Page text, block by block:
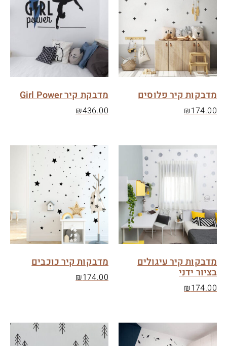
מדבקות קיר פלוסים
₪174.00
מדבקת קיר Girl Power
₪436.00
מדבקות קיר עיגולים
בציור ידני
₪174.00
מדבקות קיר כוכבים
₪174.00